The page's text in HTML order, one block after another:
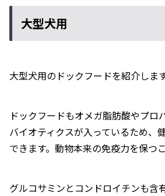
大型犬用
大型犬用のドックフードを紹介します
ドックフードもオメガ脂肪酸やプロ
バイオティクスが入っているため、
できます。動物本来の免疫力を保つ
グルコサミンとコンドロイチンも含